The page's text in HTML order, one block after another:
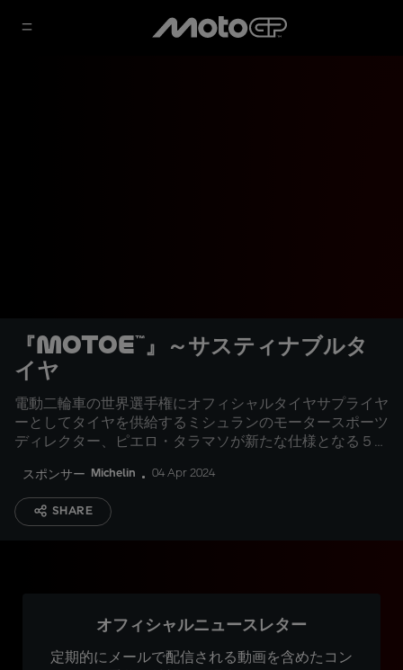
『MotoE™』～サスティナブルタ
イヤ
電動二輪車の世界選手権にオフィシャルタイヤサプライヤ
ーとしてタイヤを供給するミシュランのモータースポーツ
ディレクター、ピエロ・タラマソが新たな仕様となる５
明スポンサー Michelin 04 Apr 2024
SHARE
オフィシャルニュースレター
定期的にメールで配信される動画を含めたコン